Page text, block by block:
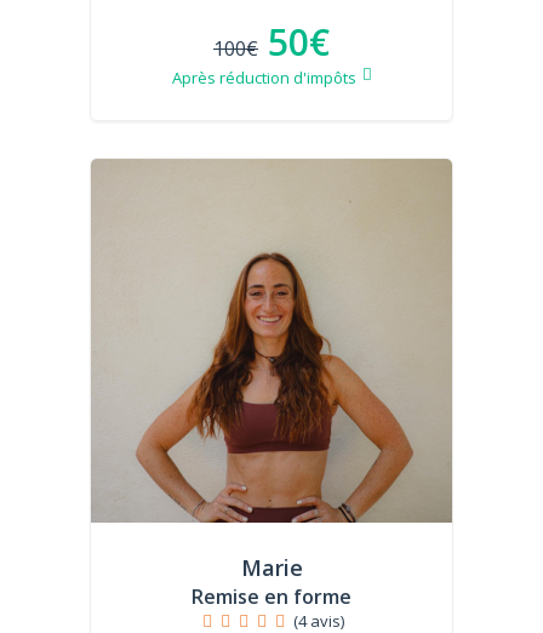
100€ 50€
Après réduction d'impôts
Marie
Remise en forme
(4 avis)